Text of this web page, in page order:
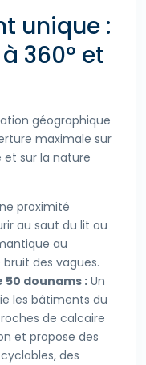
unique :
360° et
géographique
maximale sur
et sur la nature
proximité
au saut du lit ou
au
des vagues.
50 dounams : Un
les bâtiments du
de calcaire
et propose des
des